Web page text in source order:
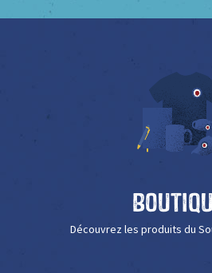
Découvrez les produits du